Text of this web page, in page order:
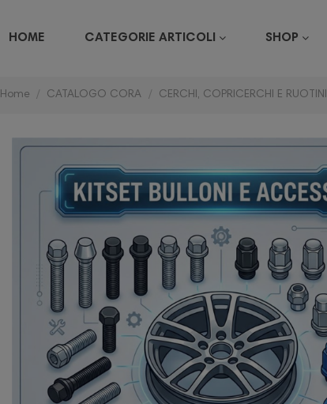
HOME CATEGORIE ARTICOLI SHOP
Home CATALOGO CORA CERCHI, COPRICERCHI E RUOTINI